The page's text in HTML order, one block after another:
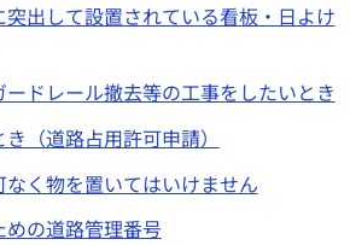
出して設置されている看板・日よけ
ドレール撤去等の工事をしたいとき
（道路占用許可申請）
く物を置いてはいけません
の道路管理番号